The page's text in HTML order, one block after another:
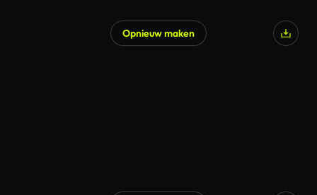
Opnieuw maken